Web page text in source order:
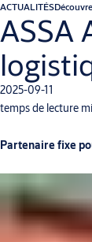
ACTUALITÉS
ASSA
2025-09-11
temps de lecture
Partenaire fixe